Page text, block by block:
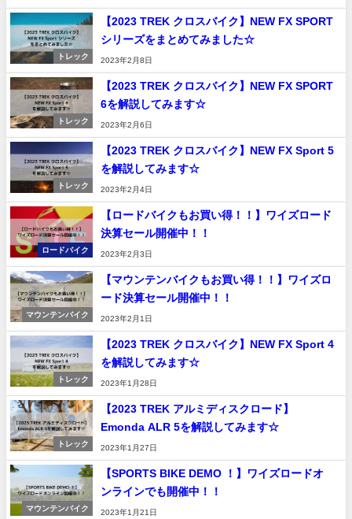
トレック
【2023 TREK クロスバイク】NEW FX SPORT
シリーズをまとめてみました☆
2023年2月8日
トレック
【2023 TREK クロスバイク】NEW FX SPORT
6を解説してみます☆
2023年2月6日
トレック
【2023 TREK クロスバイク】NEW FX Sport 5
を解説してみます☆
2023年2月4日
ロードバイク
【ロードバイクもお買い得！！】ワイズロード
決算セール開催中！！
2023年2月3日
マウンテンバイク
【マウンテンバイクもお買い得！！】ワイズロ
ード決算セール開催中！！
2023年2月1日
トレック
【2023 TREK クロスバイク】NEW FX Sport 4
を解説してみます☆
2023年1月28日
トレック
【2023 TREK アルミディスクロード】
Emonda ALR 5を解説してみます☆
2023年1月27日
マウンテンバイク
【SPORTS BIKE DEMO ！】ワイズロードオ
ンラインでも開催中！！
2023年1月21日